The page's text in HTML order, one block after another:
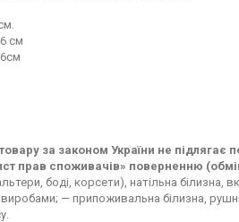
см
за законом України не
прав споживачів» поверненню
боді, корсети), натільна
— припоживальна білизна,